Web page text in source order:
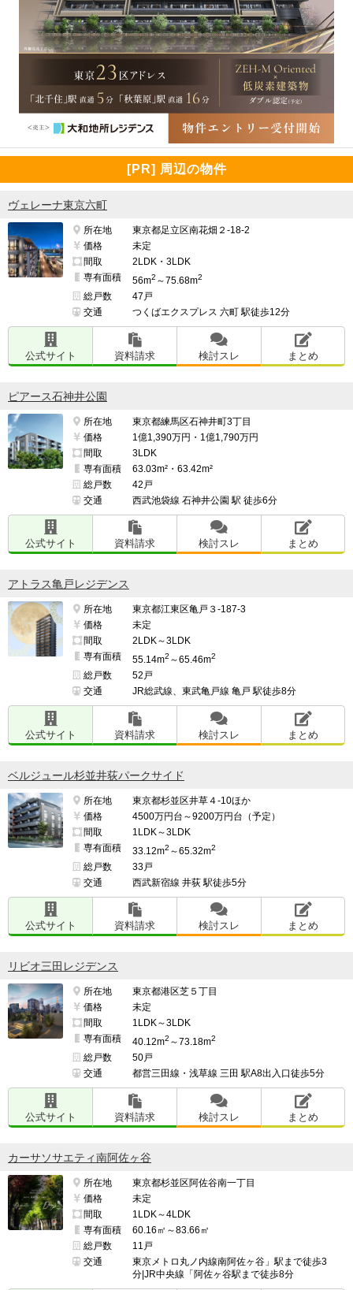
[PR] 周辺の物件
ヴェレーナ東京六町
所在地
東京都足立区南花畑２-18-2
価格
未定
間取
2LDK・3LDK
専有面積
56m2 ～75.68m2
総戸数
47戸
交通
つくばエクスプレス 六町 駅徒歩12分
公式サイト 資料請求 検討スレ まとめ
ピアース石神井公園
所在地
東京都練馬区石神井町3丁目
価格
1億1,390万円・1億1,790万円
間取
3LDK
専有面積
63.03m²・63.42m²
総戸数
42戸
交通
西武池袋線 石神井公園 駅 徒歩6分
公式サイト 資料請求 検討スレ まとめ
アトラス亀戸レジデンス
所在地
東京都江東区亀戸３-187-3
価格
未定
間取
2LDK～3LDK
専有面積
55.14m2 ～65.46m2
総戸数
52戸
交通
JR総武線、東武亀戸線 亀戸 駅徒歩8分
公式サイト 資料請求 検討スレ まとめ
ベルジュール杉並井荻パークサイド
所在地
東京都杉並区井草４-10ほか
価格
4500万円台～9200万円台（予定）
間取
1LDK～3LDK
専有面積
33.12m2 ～65.32m2
総戸数
33戸
交通
西武新宿線 井荻 駅徒歩5分
公式サイト 資料請求 検討スレ まとめ
リビオ三田レジデンス
所在地
東京都港区芝５丁目
価格
未定
間取
1LDK～3LDK
専有面積
40.12m2 ～73.18m2
総戸数
50戸
交通
都営三田線・浅草線 三田 駅A8出入口徒歩5分
公式サイト 資料請求 検討スレ まとめ
カーサソサエティ南阿佐ヶ谷
所在地
東京都杉並区阿佐谷南一丁目
価格
未定
間取
1LDK～4LDK
専有面積
60.16㎡～83.66㎡
総戸数
11戸
交通
東京メトロ丸ノ内線南阿佐ヶ谷」駅まで徒歩3
分|JR中央線「阿佐ヶ谷駅まで徒歩8分